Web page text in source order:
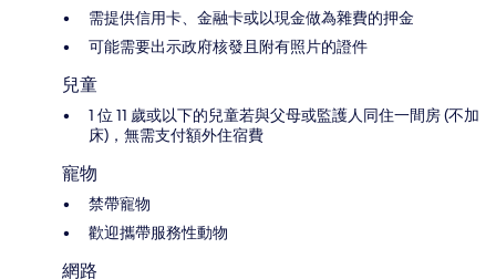
需提供信用卡、金融卡或以現金做為雜費的押金
可能需要出示政府核發且附有照片的證件
兒童
1 位 11 歲或以下的兒童若與父母或監護人同住一間房 (不加
床)，無需支付額外住宿費
寵物
禁帶寵物
歡迎攜帶服務性動物
網路